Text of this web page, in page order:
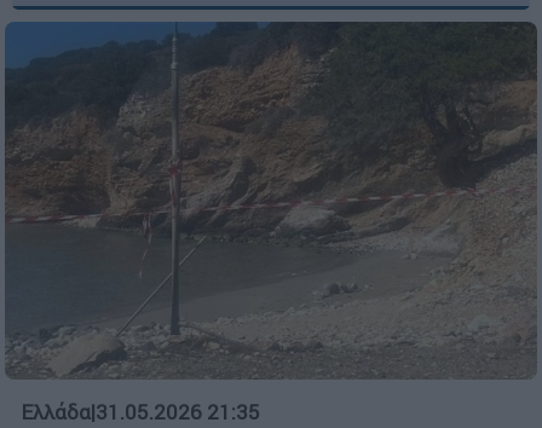
Ελλάδα|31.05.2026 21:35